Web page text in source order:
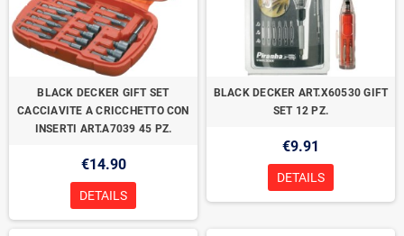
BLACK DECKER GIFT SET
CACCIAVITE A CRICCHETTO CON
INSERTI ART.A7039 45 PZ.
€14.90
DETAILS
BLACK DECKER ART.X60530 GIFT
SET 12 PZ.
€9.91
DETAILS